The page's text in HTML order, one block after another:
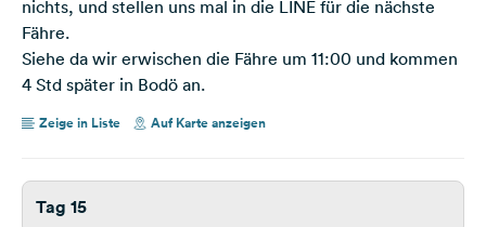
nichts, und stellen uns mal in die LINE für die nächste
Fähre.
Siehe da wir erwischen die Fähre um 11:00 und kommen
4 Std später in Bodö an.
Zeige in Liste Auf Karte anzeigen
Tag 15